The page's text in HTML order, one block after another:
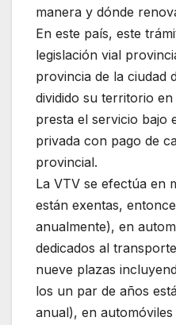
manera y dónde
En este país, este
legislación vial
provincia de la ciudad
dividido su territorio
presta el servicio bajo
privada con pago de
provincial.
La VTV se efectúa en
están exentas,
anualmente), en
dedicados al
nueve plazas
los un par de años
anual), en